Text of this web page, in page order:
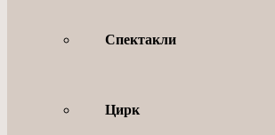
Спектакли
Цирк